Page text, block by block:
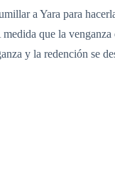
a Yara para
que la venganza
y la redención se